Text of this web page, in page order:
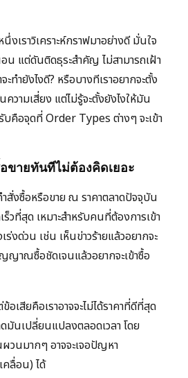
เราวิเคราะห์กราฟมาอย่างดี มั่นใจ
แต่ดันติดธุระสำคัญ ไม่สามารถเฝ้า
ะทำยังไงดี? หรือบางทีเราอยากจะตั้ง
วามเสี่ยง แต่ไม่รู้จะตั้งยังไงให้มัน
คือจุดที่ Order Types ต่างๆ จะเข้า
ขายทันทีไม่ต้องคิดเยอะ
สั่งซื้อหรือขาย ณ ราคาตลาดปัจจุบัน
ร็วที่สุด เหมาะสำหรับคนที่ต้องการเข้า
ร่งด่วน เช่น เห็นข่าวร้ายแล้วอยากจะ
าณซื้อชัดเจนแล้วอยากจะเข้าซื้อ
อเสียคือเราอาจจะไม่ได้ราคาที่ดีที่สุด
ดมันเปลี่ยนแปลงตลอดเวลา โดย
วนมากๆ อาจจะเจอปัญหา
คลื่อน) ได้